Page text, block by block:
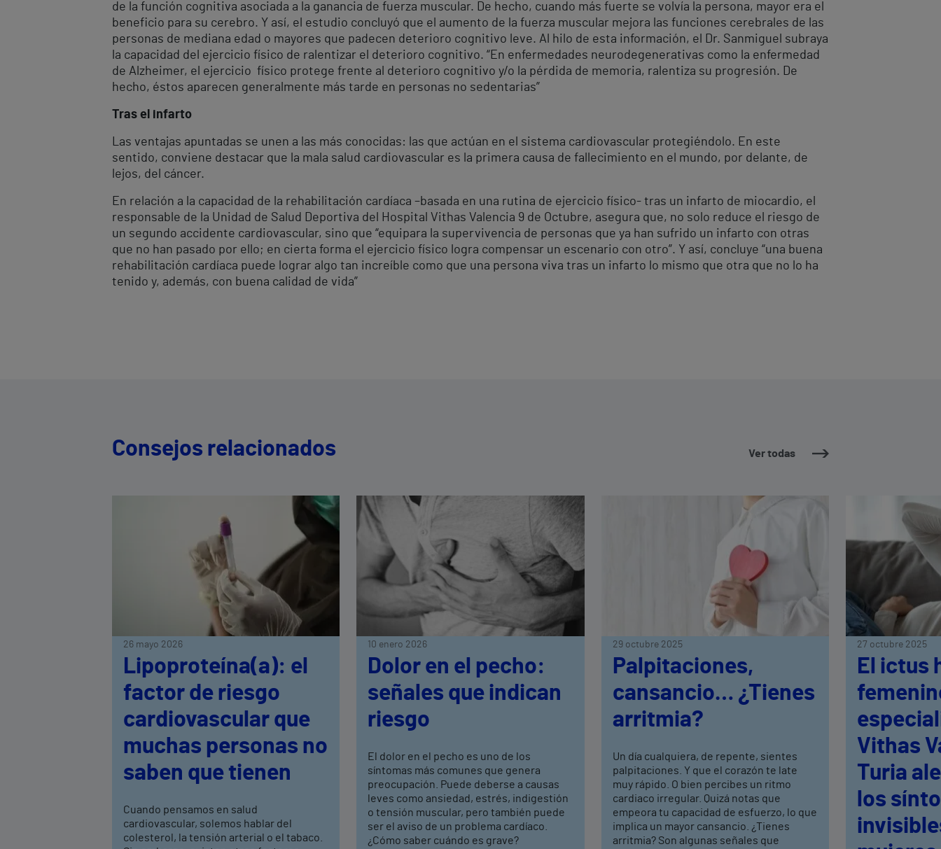
de la función cognitiva asociada a la ganancia de fuerza muscular. De hecho, cuando más fuerte se volvía la persona, mayor era el
beneficio para su cerebro. Y así, el estudio concluyó que el aumento de la fuerza muscular mejora las funciones cerebrales de las
personas de mediana edad o mayores que padecen deterioro cognitivo leve. Al hilo de esta información, el Dr. Sanmiguel subraya
la capacidad del ejercicio físico de ralentizar el deterioro cognitivo. “En enfermedades neurodegenerativas como la enfermedad
de Alzheimer, el ejercicio físico protege frente al deterioro cognitivo y/o la pérdida de memoria, ralentiza su progresión. De
hecho, éstos aparecen generalmente más tarde en personas no sedentarias”
Tras el infarto
Las ventajas apuntadas se unen a las más conocidas: las que actúan en el sistema cardiovascular protegiéndolo. En este
sentido, conviene destacar que la mala salud cardiovascular es la primera causa de fallecimiento en el mundo, por delante, de
lejos, del cáncer.
En relación a la capacidad de la rehabilitación cardíaca –basada en una rutina de ejercicio físico- tras un infarto de miocardio, el
responsable de la Unidad de Salud Deportiva del Hospital Vithas Valencia 9 de Octubre, asegura que, no solo reduce el riesgo de
un segundo accidente cardiovascular, sino que “equipara la supervivencia de personas que ya han sufrido un infarto con otras
que no han pasado por ello; en cierta forma el ejercicio físico logra compensar un escenario con otro”. Y así, concluye “una buena
rehabilitación cardíaca puede lograr algo tan increíble como que una persona viva tras un infarto lo mismo que otra que no lo ha
tenido y, además, con buena calidad de vida”
Consejos relacionados Ver todas
26 mayo 2026
Lipoproteína(a): el
factor de riesgo
cardiovascular que
muchas personas no
saben que tienen
Cuando pensamos en salud
cardiovascular, solemos hablar del
colesterol, la tensión arterial o el tabaco.
10 enero 2026
Dolor en el pecho:
señales que indican
riesgo
El dolor en el pecho es uno de los
síntomas más comunes que genera
preocupación. Puede deberse a causas
leves como ansiedad, estrés, indigestión
o tensión muscular, pero también puede
ser el aviso de un problema cardíaco.
¿Cómo saber cuándo es grave?
29 octubre 2025
Palpitaciones,
cansancio… ¿Tienes
arritmia?
Un día cualquiera, de repente, sientes
palpitaciones. Y que el corazón te late
muy rápido. O bien percibes un ritmo
cardiaco irregular. Quizá notas que
empeora tu capacidad de esfuerzo, lo que
implica un mayor cansancio. ¿Tienes
arritmia? Son algunas señales que
27 octubre 2025
El ictus
Vithas
Turia
los